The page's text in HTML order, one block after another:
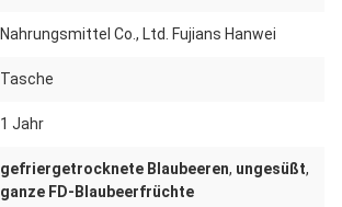
Nahrungsmittel Co., Ltd. Fujians Hanwei
Tasche
1 Jahr
gefriergetrocknete Blaubeeren, ungesüßt,
ganze FD-Blaubeerfrüchte